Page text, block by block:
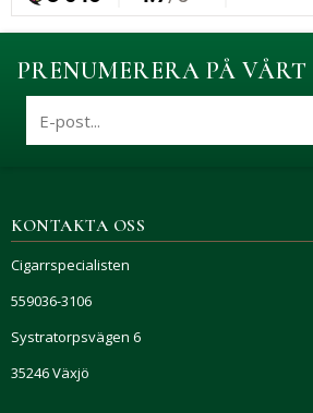
PRENUMERERA PÅ
KONTAKTA OSS
Cigarrspecialisten
559036-3106
Systratorpsvägen 6
35246 Växjö